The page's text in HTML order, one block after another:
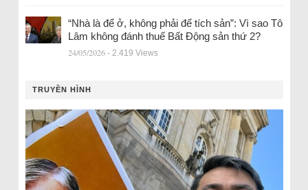
“Nhà là để ở, không phải để tích sản”: Vì sao Tô
Lâm không đánh thuế Bất Động sản thứ 2?
24/05/2026 - 2.419 Views
TRUYỀN HÌNH